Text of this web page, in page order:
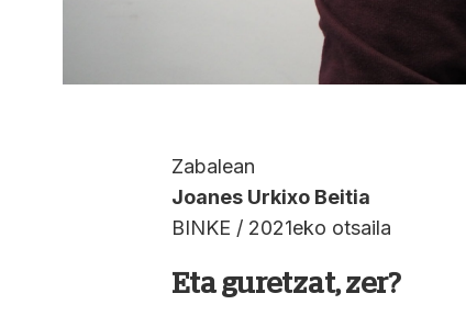
Zabalean
Joanes Urkixo Beitia
BINKE / 2021eko otsaila
Eta guretzat, zer?